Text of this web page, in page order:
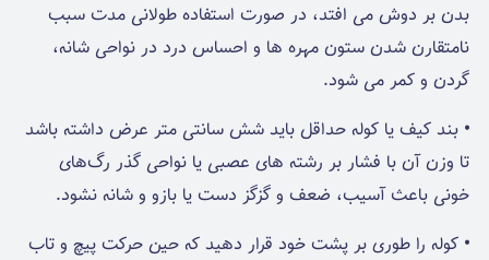
بدن بر دوش می افتد، در صورت استفاده‌ طولانی مدت سبب
نامتقارن شدن ستون مهره ها و احساس درد در نواحی شانه،
گردن و کمر می شود.
• بند کیف یا کوله حداقل باید شش سانتی متر عرض داشته باشد
تا وزن آن با فشار بر رشته های عصبی یا نواحی گذر رگ‌های
خونی باعث آسیب، ضعف و گزگز دست یا بازو و شانه نشود.
• کوله را طوری بر پشت خود قرار دهید که حین حرکت پیچ و تاب